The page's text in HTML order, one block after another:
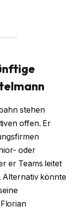
stehen
offen. Er
oder
er Teams leitet
Alternativ könnte